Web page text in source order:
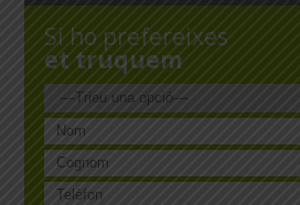
Si ho prefereixes
et truquem